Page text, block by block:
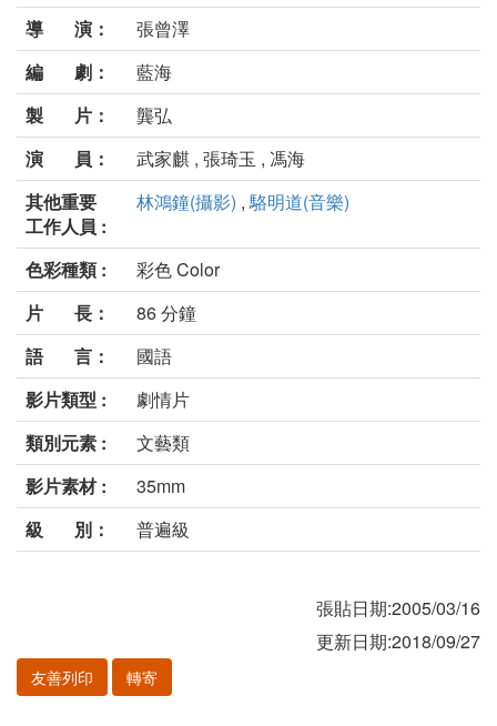
導 演：
張曾澤
編 劇：
藍海
製 片：
龔弘
演 員：
武家麒 , 張琦玉 , 馮海
其他重要
工作人員 :
林鴻鐘(攝影) ,駱明道(音樂)
色彩種類 :
彩色 Color
片 長：
86 分鐘
語 言：
國語
影片類型 :
劇情片
類別元素 :
文藝類
影片素材 :
35mm
級 別：
普遍級
張貼日期:2005/03/16
更新日期:2018/09/27
友善列印 轉寄